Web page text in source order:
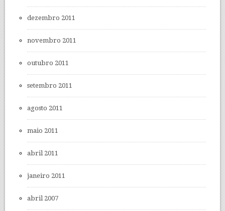
dezembro 2011
novembro 2011
outubro 2011
setembro 2011
agosto 2011
maio 2011
abril 2011
janeiro 2011
abril 2007